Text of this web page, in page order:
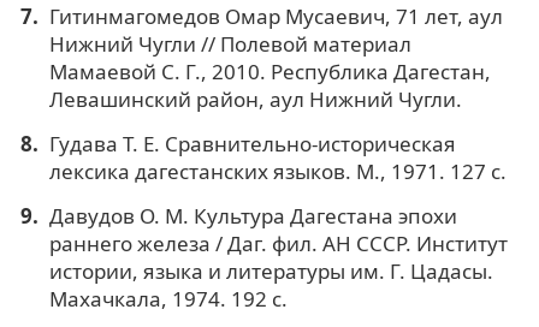
Гитинмагомедов Омар Мусаевич, 71 лет, аул
Нижний Чугли // Полевой материал
Мамаевой С. Г., 2010. Республика Дагестан,
Левашинский район, аул Нижний Чугли.
Гудава Т. Е. Сравнительно-историческая
лексика дагестанских языков. М., 1971. 127 с.
Давудов О. М. Культура Дагестана эпохи
раннего железа / Даг. фил. АН СССР. Институт
истории, языка и литературы им. Г. Цадасы.
Махачкала, 1974. 192 с.